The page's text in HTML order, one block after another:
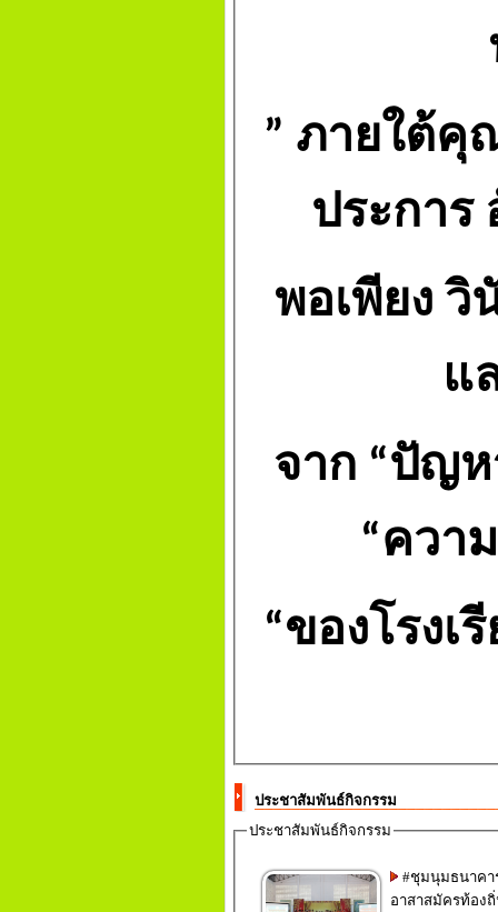
” ภายใต้คุ
ประการ
พอเพียง วิ
แ
จาก “ปัญห
“ควา
“ของโรงเ
ประชาสัมพันธ์กิจกรรม
ประชาสัมพันธ์กิจกรรม
#ชุมนุมธนาคา
อาสาสมัครท้อง